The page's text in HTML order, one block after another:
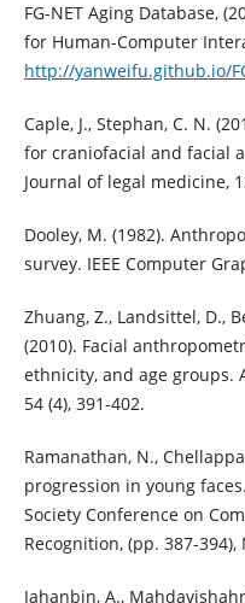
FG-NET Aging Database,
for Human-Computer
http://yanweifu.github.io/
Caple, J., Stephan, C. N.
for craniofacial and facial
Journal of legal medicine,
Dooley, M. (1982).
survey. IEEE Computer
Zhuang, Z., Landsittel, D.,
(2010). Facial
ethnicity, and age groups.
54 (4), 391-402.
Ramanathan, N.,
progression in young
Society Conference on
Recognition, (pp. 387-394),
Jahanbin, A.,